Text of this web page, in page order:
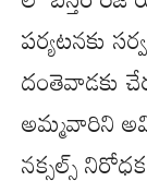
పర్యటనకు
దంతెవాడకు
అమ్మవారిని
నక్సల్స్